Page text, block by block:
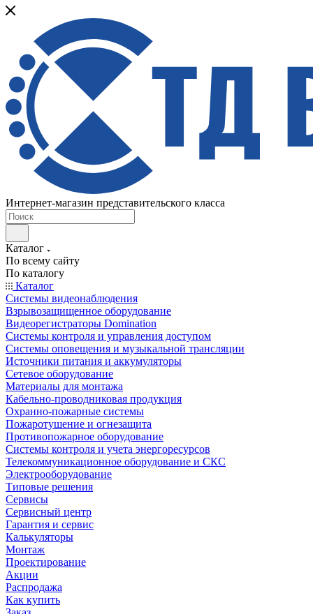
Интернет-магазин представительского класса
Каталог
По всему сайту
По каталогу
Каталог
Системы видеонаблюдения
Взрывозащищенное оборудование
Видеорегистраторы Domination
Системы контроля и управления доступом
Системы оповещения и музыкальной трансляции
Источники питания и аккумуляторы
Сетевое оборудование
Материалы для монтажа
Кабельно-проводниковая продукция
Охранно-пожарные системы
Пожаротушение и огнезащита
Противопожарное оборудование
Системы контроля и учета энергоресурсов
Телекоммуникационное оборудование и СКС
Электрооборудование
Типовые решения
Сервисы
Сервисный центр
Гарантия и сервис
Калькуляторы
Монтаж
Проектирование
Акции
Распродажа
Как купить